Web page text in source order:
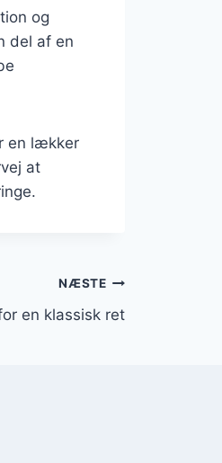
og
del af en
en lækker
at
NÆSTE
en klassisk ret